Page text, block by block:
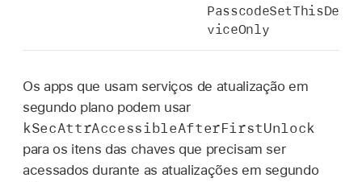
PasscodeSetThisDe
viceOnly
Os apps que usam serviços de atualização em
segundo plano podem usar
kSecAttrAccessibleAfterFirstUnlock
para os itens das chaves que precisam ser
acessados durante as atualizações em segundo